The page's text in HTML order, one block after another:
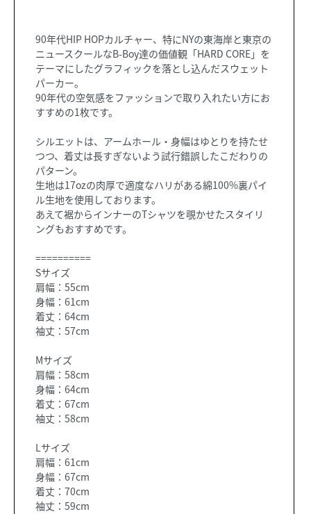
90年代HIP HOPカルチャー、特にNYの東海岸と東京の
ニュースクールなB-Boy達の価値観「HARD CORE」を
テーマにしたグラフィックを落とし込んだスウェット
パーカー。
90年代の空気感をファッションで取り入れたい方にお
すすめの1枚です。
シルエットは、アームホール・身幅はゆとりを持たせ
つつ、着丈は長すぎないよう試行錯誤したこだわりの
パターン。
生地は17ozの肉厚で適度なハリがある綿100%裏パイ
ル生地を使用しております。
あえて裾からインナーのTシャツを覗かせたスタイリ
ングもおすすめです。
==========
Sサイズ
肩幅：55cm
身幅：61cm
着丈：64cm
袖丈：57cm
Mサイズ
肩幅：58cm
身幅：64cm
着丈：67cm
袖丈：58cm
Lサイズ
肩幅：61cm
身幅：67cm
着丈：70cm
袖丈：59cm